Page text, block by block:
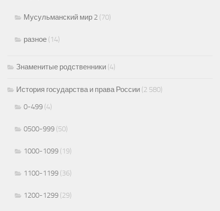
Мусульманский мир 2 (70)
разное (14)
Знаменитые родственники (4)
История государства и права России (2 580)
0-499 (4)
0500-999 (50)
1000-1099 (19)
1100-1199 (36)
1200-1299 (29)